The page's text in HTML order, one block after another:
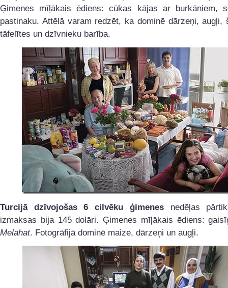
Ģimenes mīļākais ēdiens: cūkas kājas ar burkāniem,
pastinaku. Attēlā varam redzēt, ka dominē dārzeņi, augļi,
tāfelītes un dzīvnieku barība.
Turcijā dzīvojošas 6 cilvēku ģimenesnedēļas
izmaksas bija 145 dolāri. Ģimenes mīļākais ēdiens:
Melahat. Fotogrāfijā dominē maize, dārzeņi un augļi.